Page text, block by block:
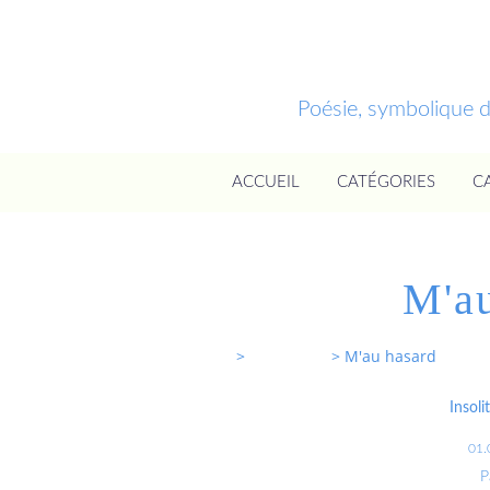
Poésie, symbolique
ACCUEIL CATÉGORIES
> > M'au hasard